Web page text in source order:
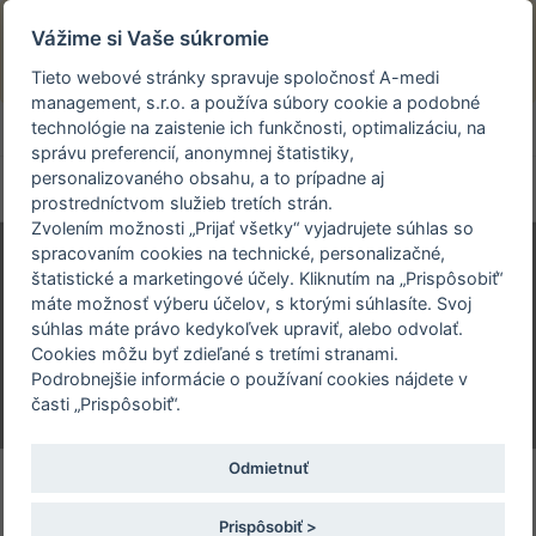
Prezeráte si stránku archivovaného a už
uskutočneného podujatia.
person_off
Toggle
navigation
60. DÉREROV MEMORIÁL A
DÉREROV DEŇ
3. 4. 2020 | Konferenčné priestory MZ SR
Limbová 2, Kramáre, Bratislava
Vážime si Vaše súkromie
Tieto webové stránky spravuje spoločnosť A-medi
management, s.r.o. a používa súbory cookie a podobné
technológie na zaistenie ich funkčnosti, optimalizáciu, na
správu preferencií, anonymnej štatistiky,
personalizovaného obsahu, a to prípadne aj
prostredníctvom služieb tretích strán.
Zvolením možnosti „Prijať všetky“ vyjadrujete súhlas so
spracovaním cookies na technické, personalizačné,
štatistické a marketingové účely. Kliknutím na „Prispôsobiť“
máte možnosť výberu účelov, s ktorými súhlasíte. Svoj
súhlas máte právo kedykoľvek upraviť, alebo odvolať.
Cookies môžu byť zdieľané s tretími stranami.
Podrobnejšie informácie o používaní cookies nájdete v
časti „Prispôsobiť“.
Odmietnuť
Prispôsobiť >